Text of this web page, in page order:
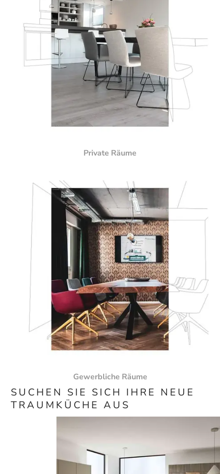
Private Räume
Gewerbliche Räume
SUCHEN SIE SICH IHRE NEUE
TRAUMKÜCHE AUS